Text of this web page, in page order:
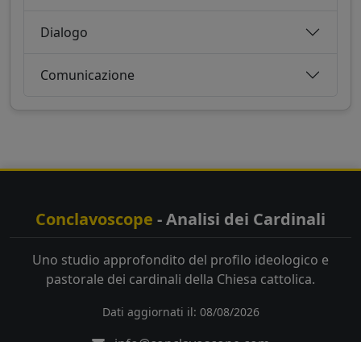
Dialogo
Comunicazione
Conclavoscope - Analisi dei Cardinali
Uno studio approfondito del profilo ideologico e
pastorale dei cardinali della Chiesa cattolica.
Dati aggiornati il: 08/08/2026